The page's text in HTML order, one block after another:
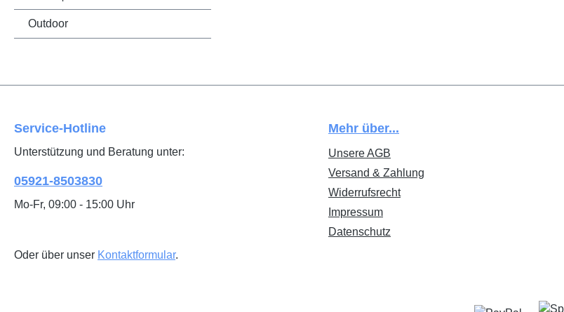
Outdoor
Service-Hotline
Unterstützung und Beratung unter:
05921-8503830
Mo-Fr, 09:00 - 15:00 Uhr
Oder über unser Kontaktformular.
Mehr über...
Unsere AGB
Versand & Zahlung
Widerrufsrecht
Impressum
Datenschutz